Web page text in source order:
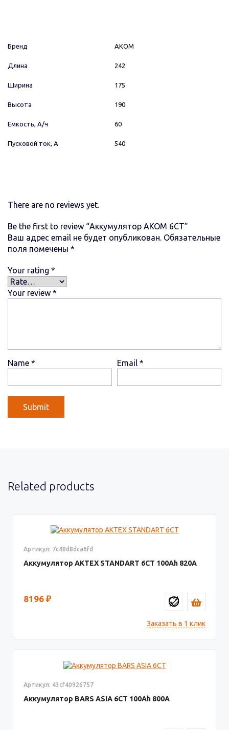
Бренд AКОМ
Длина 242
Ширина 175
Высота 190
Емкость, А/ч 60
Пусковой ток, А 540
There are no reviews yet.
Be the first to review “Аккумулятор AКОМ 6СТ”
Ваш адрес email не будет опубликован. Обязательные
поля помечены *
Your rating *
Your review *
Name * Email *
Related products
Артикул: 7c48d8dca6fd
Аккумулятор AКТЕХ STANDART 6СТ 100 820
8196 ₽
Заказать в 1 клик
Артикул: 43cf40926757
Аккумулятор BARS ASIA 6CT 100 800